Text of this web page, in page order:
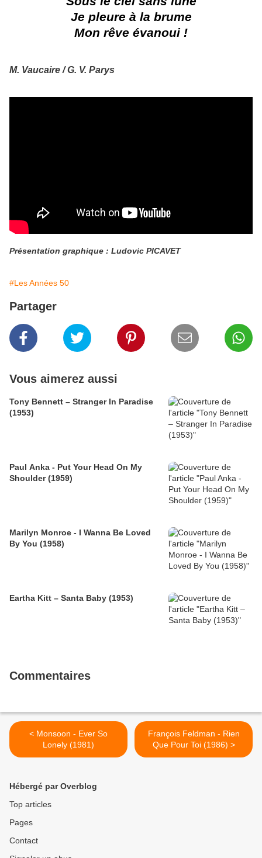
Je pleure à la brume
Mon rêve évanoui !
M. Vaucaire / G. V. Parys
Présentation graphique : Ludovic PICAVET
#Les Années 50
Partager
Vous aimerez aussi
Tony Bennett – Stranger In Paradise
(1953)
Paul Anka - Put Your Head On My
Shoulder (1959)
Marilyn Monroe - I Wanna Be Loved
By You (1958)
Eartha Kitt – Santa Baby (1953)
Commentaires
< Monsoon - Ever So
Lonely (1981)
François Feldman - Rien
Que Pour Toi (1986) >
Hébergé par Overblog
Top articles
Pages
Contact